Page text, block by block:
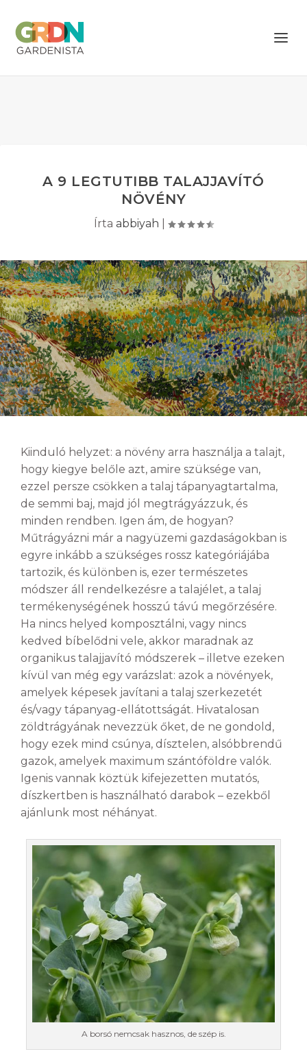
A 9 LEGTUTIBB TALAJJAVÍTÓ
NÖVÉNY
Írta abbiyah
Kiinduló helyzet: a növény arra használja a talajt,
hogy kiegye belőle azt, amire szüksége van,
ezzel persze csökken a talaj tápanyagtartalma,
de semmi baj, majd jól megtrágyázzuk, és
minden rendben. Igen ám, de hogyan?
Műtrágyázni már a nagyüzemi gazdaságokban is
egyre inkább a szükséges rossz kategóriájába
tartozik, és különben is, ezer természetes
módszer áll rendelkezésre a talajélet, a talaj
termékenységének hosszú távú megőrzésére.
Ha nincs helyed komposztálni, vagy nincs
kedved bíbelődni vele, akkor maradnak az
organikus talajjavító módszerek – illetve ezeken
kívül van még egy varázslat: azok a növények,
amelyek képesek javítani a talaj szerkezetét
és/vagy tápanyag-ellátottságát. Hivatalosan
zöldtrágyának nevezzük őket, de ne gondold,
hogy ezek mind csúnya, dísztelen, alsóbbrendű
gazok, amelyek maximum szántóföldre valók.
Igenis vannak köztük kifejezetten mutatós,
díszkertben is használható darabok – ezekből
ajánlunk most néhányat.
A borsó nemcsak hasznos, de szép is.